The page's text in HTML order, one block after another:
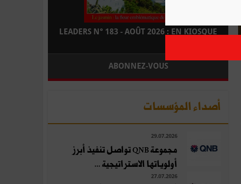
LEADERS N° 183 - AOÛT 2026 : EN KIOSQUE
ABONNEZ-VOUS
أصداء المؤسسات
29.07.2026
مجموعة QNB تواصل تنفيذ أبرز
أولوياتها الاستراتيجية ...
27.07.2026